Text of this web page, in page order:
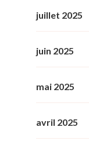
juillet 2025
juin 2025
mai 2025
avril 2025